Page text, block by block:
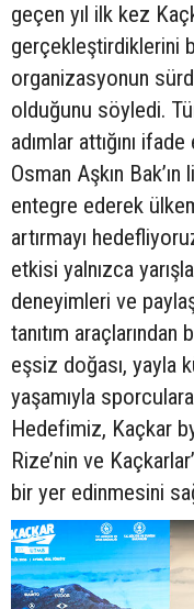
geçen yıl ilk kez
gerçekleştirdiklerini
organizasyonun
olduğunu söyledi.
adımlar attığını
Osman Aşkın
entegre ederek
artırmayı
etkisi yalnızca
deneyimleri ve
tanıtım
eşsiz doğası, yayla
yaşamıyla
Hedefimiz, Kaçkar
Rize’nin ve
bir yer edinmesini